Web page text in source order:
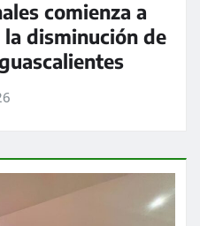
comienza a
disminución de